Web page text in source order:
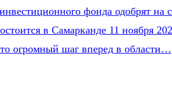
фонда одобрят
в Самарканде 11 ноября
огромный шаг вперед в области…